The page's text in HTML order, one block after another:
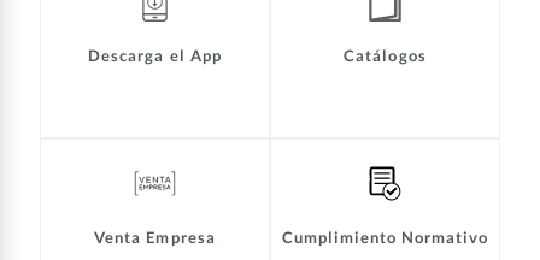
Descarga el App Catálogos
Venta Empresa Cumplimiento Normativo